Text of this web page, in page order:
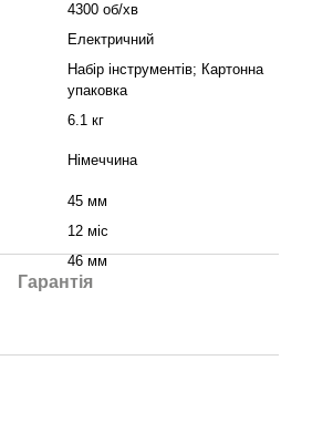
4300 об/хв
Електричний
Набір інструментів; Картонна
упаковка
6.1 кг
Німеччина
45 мм
12 міс
46 мм
Гарантія